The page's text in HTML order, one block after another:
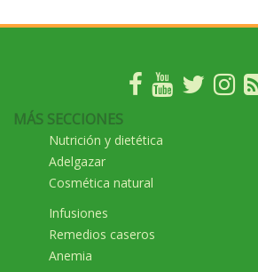
MÁS SECCIONES
Nutrición y dietética
Adelgazar
Cosmética natural
Infusiones
Remedios caseros
Anemia